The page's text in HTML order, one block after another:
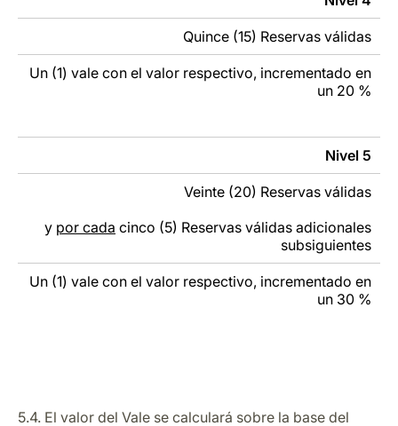
Quince (15) Reservas válidas
Un (1) vale con el valor respectivo, incrementado en
un 20 %
Nivel 5
Veinte (20) Reservas válidas
y por cada cinco (5) Reservas válidas adicionales
subsiguientes
Un (1) vale con el valor respectivo, incrementado en
un 30 %
5.4. El valor del Vale se calculará sobre la base del